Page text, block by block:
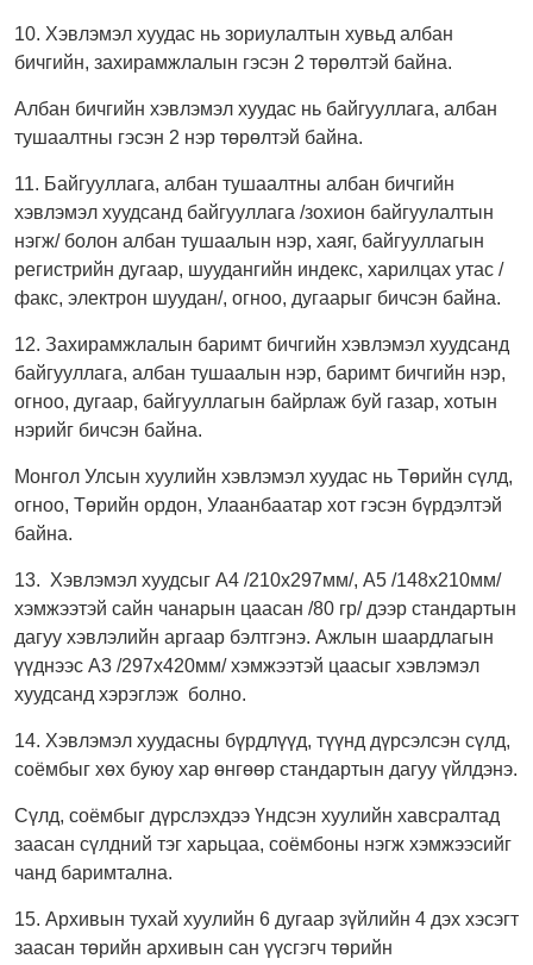
10. Хэвлэмэл хуудас нь зориулалтын хувьд албан
бичгийн, захирамжлалын гэсэн 2 төрөлтэй байна.
Албан бичгийн хэвлэмэл хуудас нь байгууллага, албан
тушаалтны гэсэн 2 нэр төрөлтэй байна.
11. Байгууллага, албан тушаалтны албан бичгийн
хэвлэмэл хуудсанд байгууллага /зохион байгуулалтын
нэгж/ болон албан тушаалын нэр, хаяг, байгууллагын
регистрийн дугаар, шуудангийн индекс, харилцах утас /
факс, электрон шуудан/, огноо, дугаарыг бичсэн байна.
12. Захирамжлалын баримт бичгийн хэвлэмэл хуудсанд
байгууллага, албан тушаалын нэр, баримт бичгийн нэр,
огноо, дугаар, байгууллагын байрлаж буй газар, хотын
нэрийг бичсэн байна.
Монгол Улсын хуулийн хэвлэмэл хуудас нь Төрийн сүлд,
огноо, Төрийн ордон, Улаанбаатар хот гэсэн бүрдэлтэй
байна.
13. Хэвлэмэл хуудсыг А4 /210х297мм/, А5 /148х210мм/
хэмжээтэй сайн чанарын цаасан /80 гр/ дээр стандартын
дагуу хэвлэлийн аргаар бэлтгэнэ. Ажлын шаардлагын
үүднээс А3 /297х420мм/ хэмжээтэй цаасыг хэвлэмэл
хуудсанд хэрэглэж болно.
14. Хэвлэмэл хуудасны бүрдлүүд, түүнд дүрсэлсэн сүлд,
соёмбыг хөх буюу хар өнгөөр стандартын дагуу үйлдэнэ.
Сүлд, соёмбыг дүрслэхдээ Үндсэн хуулийн хавсралтад
заасан сүлдний тэг харьцаа, соёмбоны нэгж хэмжээсийг
чанд баримтална.
15. Архивын тухай хуулийн 6 дугаар зүйлийн 4 дэх хэсэгт
заасан төрийн архивын сан үүсгэгч төрийн